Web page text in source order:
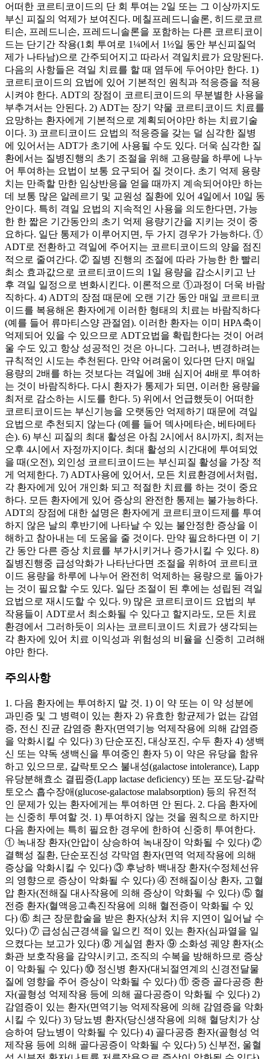
어떠한 코르티코이드의 단 회 투여는 2일 또는 그 이상까지도
부신 피질의 억제가 보여진다. 메칠프레드니솔론, 히드로코르
티손, 프레드니손, 프레드니솔론을 포함하는 다른 코르티코이
드는 단기간 작용(1회 투여로 1¼에서 1½일 동안 부신피질억
제가 나타남)으로 간주되어지고 따라서 격일치료가 요망된다.
다음의 사항들은 격일 치료를 할 때 염두에 두어야만 한다. 1)
코르티코이드의 요법에 있어 기본적인 원칙과 적응증을 적용
시켜야 한다. ADT의 장점이 코르티코이드의 무분별한 사용을
부추겨서는 안된다. 2) ADT는 장기 약물 코르티코이드 치료를
요망하는 환자에게 기본적으로 계획되어야만 하는 치료기술
이다. 3) 코르티코이드 요법의 적응증을 갖는 덜 심각한 질병
에 있어서는 ADT가 초기에 사용될 수도 있다. 더욱 심각한 질
환에서는 질병진행의 초기 조절을 위해 고용량을 하루에 나누
어 투여하는 요법이 보통 요구되어 질 것이다. 초기 억제 용량
치는 만족할 만한 임상반응을 얻을 때까지 계속되어야만 하는
데 보통 많은 알레르기 및 교원성 질환에 있어 4일에서 10일 동
안이다. 특히 격일 요법의 지속적인 사용을 의도한다면, 가능
한 한 짧은 기간동안의 초기 억제 용량기간을 지키는 것이 중
요하다. 일단 통제가 이루어지면, 두 가지 경우가 가능하다. ①
ADT로 전환하고 격일에 주어지는 코르티코이드의 양을 점진
적으로 줄여간다. ② 질병 진행의 조절에 따라 가능한 한 빨리
최소 효과값으로 코르티코이드의 1일 용량을 감소시키고 난
후 격일 일정으로 변화시킨다. 이론적으로 ①과정이 더욱 바람
직하다. 4) ADT의 장점 때문에 오랜 기간 동안 매일 코르티코
이드를 복용해온 환자에게 이러한 형태의 치료는 바람직하다
(예를 들어 류마티스양 관절염). 이러한 환자는 이미 HPA축이
억제되어 있을 수 있으므로 ADT요법을 확립한다는 것이 어려
울 수도 있고 항상 성공적인 것은 아니다. 그러나, 변경하려는
규칙적인 시도는 추천된다. 만약 어려움이 있다면 단지 매일
용량의 2배를 하는 것보다는 격일에 3배 심지어 4배로 투여하
는 것이 바람직하다. 다시 환자가 통제가 되면, 이러한 용량을
최저로 감소하는 시도를 한다. 5) 위에서 언급했듯이 어떠한
코르티코이드는 부신기능을 오랫동안 억제하기 때문에 격일
요법으로 추천되지 않는다 (예를 들어 덱사메타손, 베타메타
손). 6) 부신 피질의 최대 활성은 아침 2시에서 8시까지, 최저는
오후 4시에서 자정까지이다. 최대 활성의 시간대에 투여되었
을 때(오전), 외인성 코르티코이드는 부신피질 활성을 가장 적
게 억제한다. 7) ADT사용에 있어서, 모든 치료환경에서처럼,
각 환자에게 있어 개인화 되고 적절한 치료를 하는 것이 중요
하다. 모든 환자에게 있어 증상의 완전한 통제는 불가능하다.
ADT의 장점에 대한 설명은 환자에게 코르티코이드제를 투여
하지 않은 날의 후반기에 나타날 수 있는 불안정한 증상을 이
해하고 참아내는 데 도움을 줄 것이다. 만약 필요하다면 이 기
간 동안 다른 증상 치료를 부가시키거나 증가시킬 수 있다. 8)
질병진행중 급성악화가 나타난다면 조절을 위하여 코르티코
이드 용량을 하루에 나누어 완전히 억제하는 용량으로 돌아가
는 것이 필요할 수도 있다. 일단 조절이 된 후에는 성립된 격일
요법으로 재시도할 수 있다. 9) 많은 코르티코이드 요법의 부
작용들이 ADT로서 최소화될 수 있다고 할지라도, 모든 치료
환경에서 그러하듯이 의사는 코르티코이드 치료가 생각되는
각 환자에 있어 치료 이익성과 위험성의 비율을 신중히 고려해
야만 한다.
주의사항
1. 다음 환자에는 투여하지 말 것. 1) 이 약 또는 이 약 성분에
과민증 및 그 병력이 있는 환자 2) 유효한 항균제가 없는 감염
증, 전신 진균 감염증 환자(면역기능 억제작용에 의해 감염증
을 악화시킬 수 있다) 3) 단순포진, 대상포진, 수두 환자 4) 생백
신 또는 약독 생백신을 투여중인 환자 5) 이 약은 유당을 함유
하고 있으므로, 갈락토오스 불내성(galactose intolerance), Lapp
유당분해효소 결핍증(Lapp lactase deficiency) 또는 포도당-갈락
토오스 흡수장애(glucose-galactose malabsorption) 등의 유전적
인 문제가 있는 환자에게는 투여하면 안 된다. 2. 다음 환자에
는 신중히 투여할 것. 1) 투여하지 않는 것을 원칙으로 하지만
다음 환자에는 특히 필요한 경우에 한하여 신중히 투여한다.
① 녹내장 환자(안압이 상승하여 녹내장이 악화될 수 있다) ②
결핵성 질환, 단순포진성 각막염 환자(면역 억제작용에 의해
증상을 악화시킬 수 있다) ③ 후낭하 백내장 환자(수정체선유
의 영향으로 증상이 악화될 수 있다) ④ 전해질이상 환자, 고혈
압 환자(전해질 대사작용에 의해 증상이 악화될 수 있다) ⑤ 혈
전증 환자(혈액응고촉진작용에 의해 혈전증이 악화될 수 있
다) ⑥ 최근 장문합술을 받은 환자(상처 치유 지연이 일어날 수
있다) ⑦ 급성심근경색을 일으킨 적이 있는 환자(심파열을 일
으켰다는 보고가 있다) ⑧ 게실염 환자 ⑨ 소화성 궤양 환자(소
화관 보호작용을 감약시키고, 조직의 수복을 방해하므로 증상
이 악화될 수 있다) ⑩ 정신병 환자(대뇌절연계의 신경전달물
질에 영향을 주어 증상이 악화될 수 있다) ⑪ 중증 골다공증 환
자(골형성 억제작용 등에 의해 골다공증이 악화될 수 있다) 2)
감염증이 있는 환자(면역기능 억제작용에 의해 감염증을 악화
시킬 수 있다) 3) 당뇨병 환자(당신생작용에 의해 혈당치가 상
승하여 당뇨병이 악화될 수 있다) 4) 골다공증 환자(골형성 억
제작용 등에 의해 골다공증이 악화될 수 있다) 5) 신부전, 울혈